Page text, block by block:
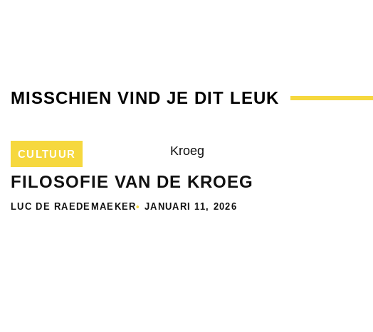
MISSCHIEN VIND JE DIT LEUK
CULTUUR
FILOSOFIE VAN DE KROEG
LUC DE RAEDEMAEKER•JANUARI 11, 2026